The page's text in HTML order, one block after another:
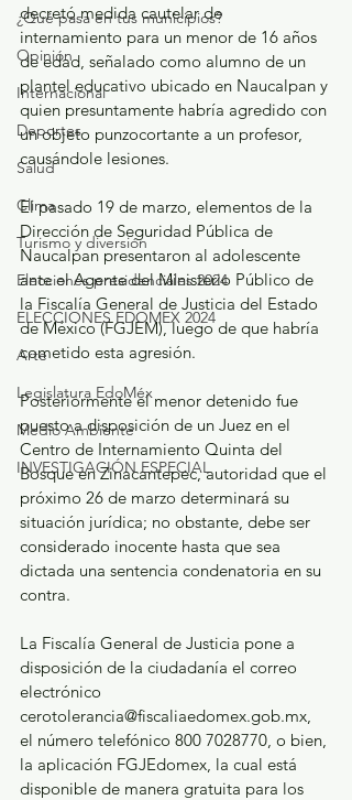
¿Qué pasa en tus municipios?
Opinión
Internacional
Deportes
Salud
Clima
Turismo y diversión
Elecciones presidenciales 2024
ELECCIONES EDOMEX 2024
Arte
Legislatura EdoMéx
Medio Ambiente
INVESTIGACIÓN ESPECIAL
decretó medida cautelar de
internamiento para un menor de 16 años
de edad, señalado como alumno de un
plantel educativo ubicado en Naucalpan y
quien presuntamente habría agredido con
un objeto punzocortante a un profesor,
causándole lesiones.
El pasado 19 de marzo, elementos de la
Dirección de Seguridad Pública de
Naucalpan presentaron al adolescente
ante el Agente del Ministerio Público de
la Fiscalía General de Justicia del Estado
de México (FGJEM), luego de que habría
cometido esta agresión.
Posteriormente el menor detenido fue
puesto a disposición de un Juez en el
Centro de Internamiento Quinta del
Bosque en Zinacantepec, autoridad que el
próximo 26 de marzo determinará su
situación jurídica; no obstante, debe ser
considerado inocente hasta que sea
dictada una sentencia condenatoria en su
contra.
La Fiscalía General de Justicia pone a
disposición de la ciudadanía el correo
electrónico
cerotolerancia@fiscaliaedomex.gob.mx,
el número telefónico 800 7028770, o bien,
la aplicación FGJEdomex, la cual está
disponible de manera gratuita para los